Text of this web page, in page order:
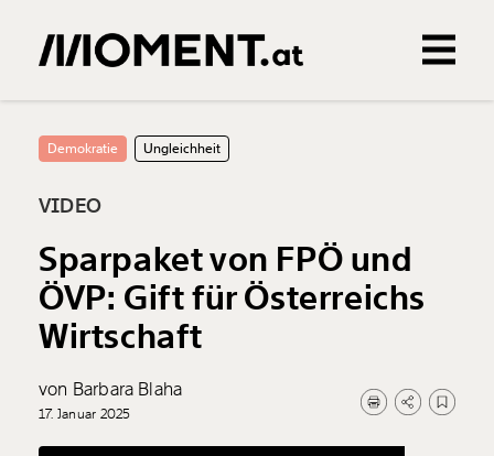
0Treffer
Demokratie Ungleichheit
VIDEO
Sparpaket von FPÖ und
ÖVP: Gift für Österreichs
Wirtschaft
von Barbara Blaha
17. Januar 2025